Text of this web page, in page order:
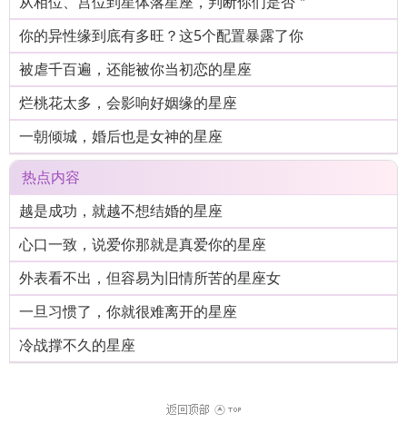
你的异性缘到底有多旺？这5个配置暴露了你
被虐千百遍，还能被你当初恋的星座
烂桃花太多，会影响好姻缘的星座
一朝倾城，婚后也是女神的星座
热点内容
越是成功，就越不想结婚的星座
心口一致，说爱你那就是真爱你的星座
外表看不出，但容易为旧情所苦的星座女
一旦习惯了，你就很难离开的星座
冷战撑不久的星座